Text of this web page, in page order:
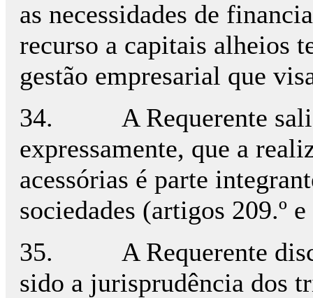
as necessidades de
recurso a capitais alheios
gestão empresarial que
34. A Requerente
expressamente, que a
acessórias é parte
sociedades (artigos 209.º
35. A Requerente
sido a jurisprudência dos